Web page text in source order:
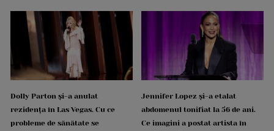
Dolly Parton și-a anulat
rezidența în Las Vegas. Cu ce
probleme de sănătate se
Jennifer Lopez și-a etalat
abdomenul tonifiat la 56 de ani.
Ce imagini a postat artista în